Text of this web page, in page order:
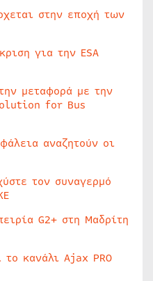
στην εποχή των
για την ESA
μεταφορά με την
for Bus
αναζητούν οι
τον συναγερμό
G2+ στη Μαδρίτη
κανάλι Ajax PRO